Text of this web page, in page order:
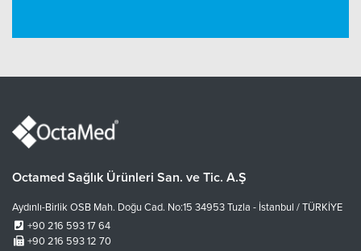
Octamed Sağlık Ürünleri San. ve Tic. A.Ş
Aydınlı-Birlik OSB Mah. Doğu Cad. No:15 34953 Tuzla - İstanbul / TÜRKİYE
+90 216 593 17 64
+90 216 593 12 70